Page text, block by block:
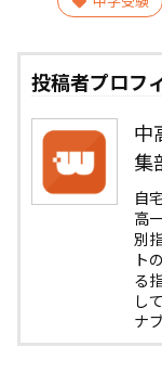
投稿者プロフ
中
集
自
高
別
ト
る
し
ナ